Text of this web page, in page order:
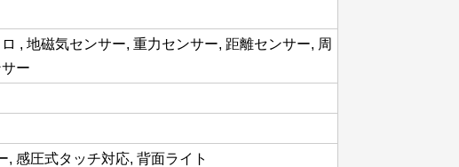
, 地磁気センサー, 重力センサー, 距離センサー, 周
ー
, 感圧式タッチ対応, 背面ライト